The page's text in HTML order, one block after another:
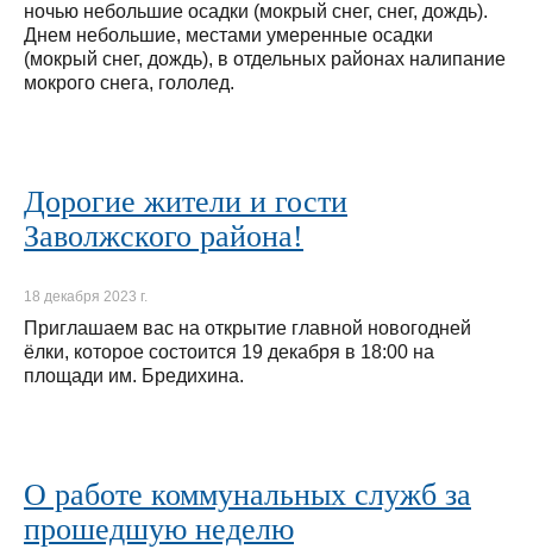
ночью небольшие осадки (мокрый снег, снег, дождь).
Днем небольшие, местами умеренные осадки
(мокрый снег, дождь), в отдельных районах налипание
мокрого снега, гололед.
Дорогие жители и гости
Заволжского района!
18 декабря 2023 г.
Приглашаем вас на открытие главной новогодней
ёлки, которое состоится 19 декабря в 18:00 на
площади им. Бредихина.
О работе коммунальных служб за
прошедшую неделю